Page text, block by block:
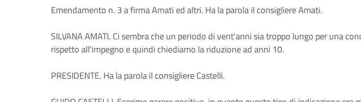
Emendamento n. 3 a firma Amati ed altri. Ha la parola il consigliere Amati.
SILVANA AMATI. Ci sembra che un periodo di vent'anni sia troppo lungo per una
rispetto all'impegno e quindi chiediamo la riduzione ad anni 10.
PRESIDENTE. Ha la parola il consigliere Castelli.